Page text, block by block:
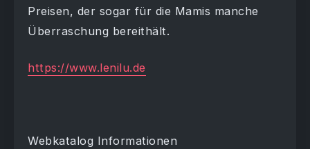
Preisen, der sogar für die Mamis manche
Überraschung bereithält.
https://www.lenilu.de
Webkatalog Informationen